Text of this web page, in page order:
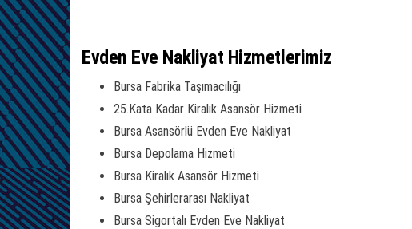
Evden Eve Nakliyat Hizmetlerimiz
Bursa Fabrika Taşımacılığı
25.Kata Kadar Kiralık Asansör Hizmeti
Bursa Asansörlü Evden Eve Nakliyat
Bursa Depolama Hizmeti
Bursa Kiralık Asansör Hizmeti
Bursa Şehirlerarası Nakliyat
Bursa Sigortalı Evden Eve Nakliyat